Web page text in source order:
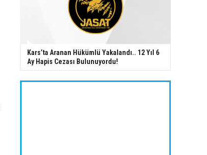
Kars’ta Aranan Hükümlü Yakalandı.. 12 Yıl 6
Ay Hapis Cezası Bulunuyordu!